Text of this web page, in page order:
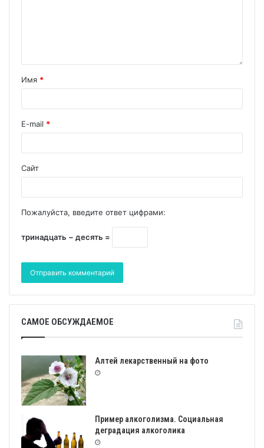
Имя *
E-mail *
Сайт
Пожалуйста, введите ответ цифрами:
тринадцать − десять =
САМОЕ ОБСУЖДАЕМОЕ
Алтей лекарственный на фото
Пример алкоголизма. Социальная
деградация алкоголика